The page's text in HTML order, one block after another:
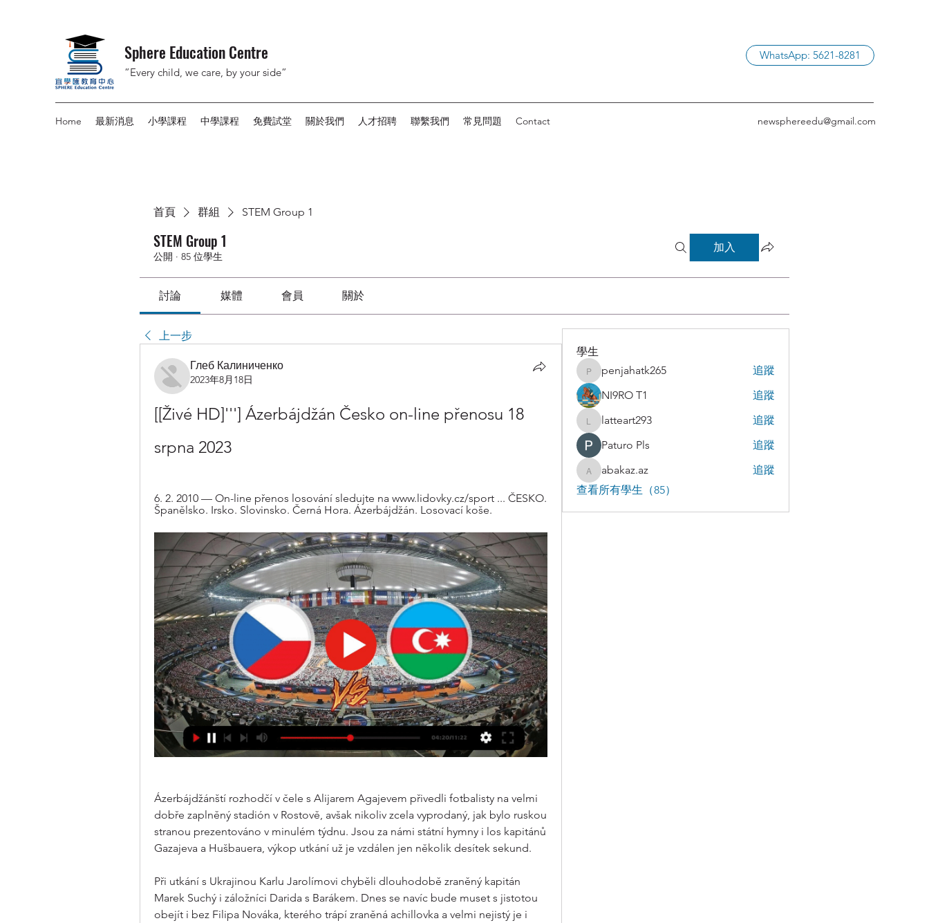
Sphere Education Centre
”Every child, we care, by your side”
WhatsApp: 5621-8281
Home 最新消息 小學課程 中學課程 免費試堂 關於我們 人才招聘 聯繫我們 常見問題 Contact newsphereedu@gmail.com
首頁 群組 STEM Group 1
STEM Group 1
公開 · 85 位學生
加入
討論 媒體 會員 關於
上一步
Глеб Калиниченко
2023年8月18日
[[Živé HD]'''] Ázerbájdžán Česko on-line přenosu 18
srpna 2023
6. 2. 2010 — On-line přenos losování sledujte na www.lidovky.cz/sport ... ČESKO.
Španělsko. Irsko. Slovinsko. Černá Hora. Ázerbájdžán. Losovací koše.
Ázerbájdžánští rozhodčí v čele s Alijarem Agajevem přivedli fotbalisty na velmi
dobře zaplněný stadión v Rostově, avšak nikoliv zcela vyprodaný, jak bylo ruskou
stranou prezentováno v minulém týdnu. Jsou za námi státní hymny i los kapitánů
Gazajeva a Hušbauera, výkop utkání už je vzdálen jen několik desítek sekund.
Při utkání s Ukrajinou Karlu Jarolímovi chyběli dlouhodobě zraněný kapitán
Marek Suchý i záložníci Darida s Barákem. Dnes se navíc bude muset s jistotou
obejít i bez Filipa Nováka, kterého trápí zraněná achillovka a velmi nejistý je i
學生
penjahatk265
penjahatk265
追蹤
NI9RO T1
追蹤
latteart293
latteart293
追蹤
Paturo Pls
追蹤
abakaz.az
abakaz.az
追蹤
查看所有學生（85）